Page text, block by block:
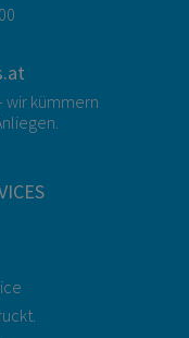
wir kümmern